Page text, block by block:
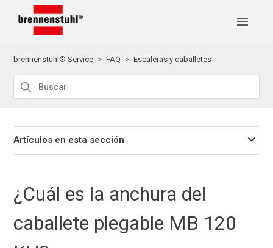
brennenstuhl® Service FAQ Escaleras y caballetes
Artículos en esta sección
¿Cuál es la anchura del
caballete plegable MB 120